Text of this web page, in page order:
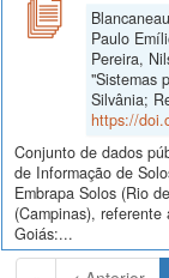
Paulo
Pereira,
"Sistemas
Silvânia;
https://
Conjunto de dados
de Informação de
Embrapa Solos (Rio
(Campinas),
Goiás:...